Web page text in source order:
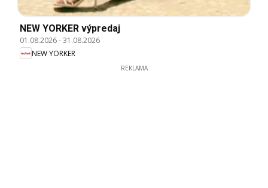
NEW YORKER výpredaj
01.08.2026-31.08.2026
NEW YORKER
REKLAMA